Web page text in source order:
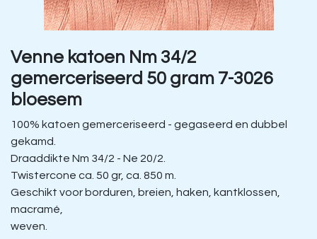
Venne katoen Nm 34/2
gemerceriseerd 50 gram 7-3026
bloesem
100% katoen gemerceriseerd - gegaseerd en dubbel
gekamd.
Draaddikte Nm 34/2 - Ne 20/2.
Twistercone ca. 50 gr, ca. 850 m.
Geschikt voor borduren, breien, haken, kantklossen,
macramé,
weven.